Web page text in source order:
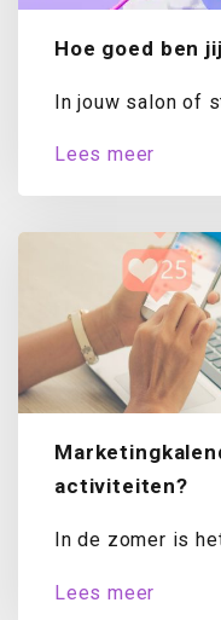
Hoe goed ben
In jouw salon of
Lees meer
activiteiten?
In de zomer is
Lees meer